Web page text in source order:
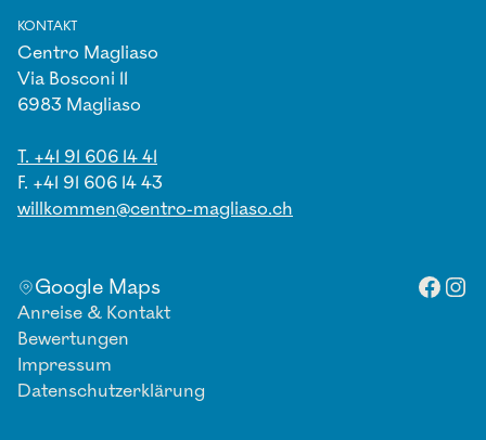
KONTAKT
Centro Magliaso
Via Bosconi 11
6983 Magliaso
T. +41 91 606 14 41
F. +41 91 606 14 43
willkommen@centro-magliaso.ch
Google Maps
Anreise & Kontakt
Bewertungen
Impressum
Datenschutzerklärung